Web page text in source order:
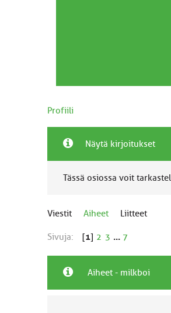
Profiili
Näytä kirjoitukset
Tässä osiossa voit
Viestit Aiheet Liitteet
Sivuja: [1] 2 3 ... 7
Aiheet - milkboi